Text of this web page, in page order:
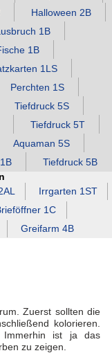
Halloween 2B
1B
1B
1LS
Perchten 1S
Tiefdruck 5S
Tiefdruck 5T
Aquaman 5S
Tiefdruck 5B
Irrgarten 1ST
1C
Greifarm 4B
Zuerst sollten die
kolorieren.
Immerhin ist ja das
zu zeigen.